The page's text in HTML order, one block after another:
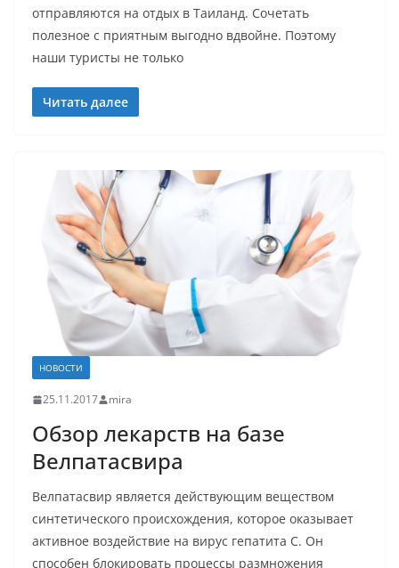
отправляются на отдых в Таиланд. Сочетать
полезное с приятным выгодно вдвойне. Поэтому
наши туристы не только
Читать далее
НОВОСТИ
25.11.2017 mira
Обзор лекарств на базе
Велпатасвира
Велпатасвир является действующим веществом
синтетического происхождения, которое оказывает
активное воздействие на вирус гепатита С. Он
способен блокировать процессы размножения